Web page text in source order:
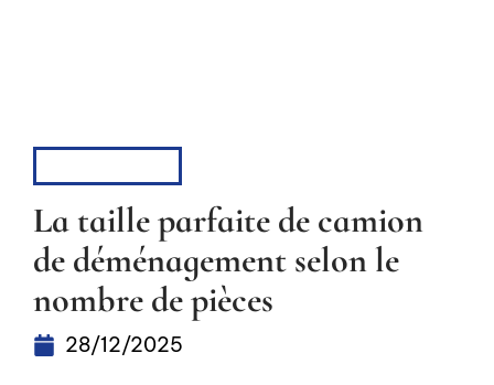
La taille parfaite de camion
de déménagement selon le
nombre de pièces
28/12/2025